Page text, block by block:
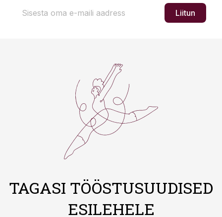
Liitun
TAGASI TÖÖSTUSUUDISED
ESILEHELE